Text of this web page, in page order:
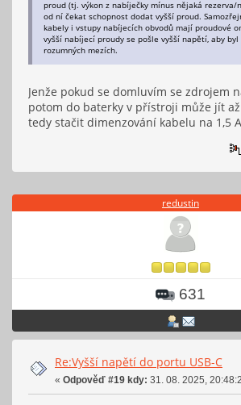
proud (tj. výkon z nabíječky mínus nějaká rezerva/
od ní čekat schopnost dodat vyšší proud.
kabely i vstupy nabíjecích obvodů mají proudové
vyšší nabíjecí proudy se pošle vyšší napětí, aby
rozumných mezích.
Jenže pokud se domluvím se zdrojem
potom do baterky v přístroji může jít až
tedy stačit dimenzování kabelu na 1,5
redustin
631
Re:Vyšší napětí do portu USB-C
« Odpověď #19 kdy: 31. 08. 2025,